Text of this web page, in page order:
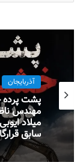
آذربایجان
میلاد
سابق